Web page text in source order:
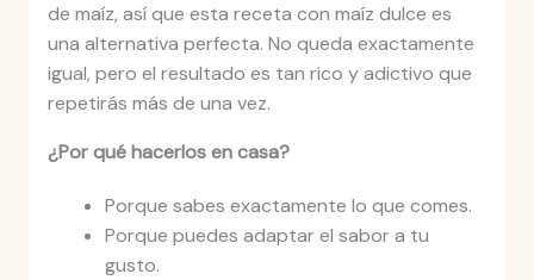
de maíz, así que esta receta con maíz dulce es
una alternativa perfecta. No queda exactamente
igual, pero el resultado es tan rico y adictivo que
repetirás más de una vez.
¿Por qué hacerlos en casa?
Porque sabes exactamente lo que comes.
Porque puedes adaptar el sabor a tu
gusto.